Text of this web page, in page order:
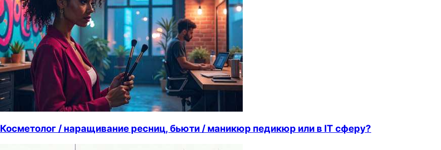
Косметолог / наращивание ресниц, бьюти / маникюр педикюр или в IT сферу?